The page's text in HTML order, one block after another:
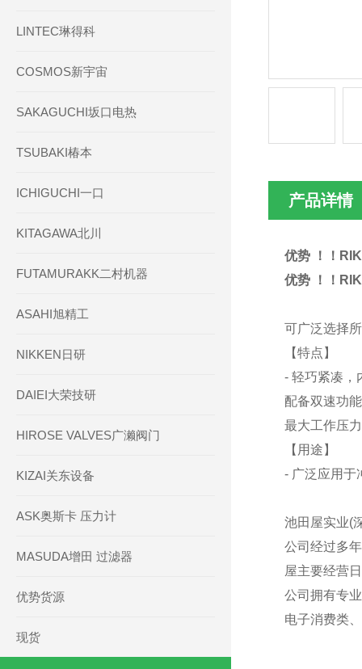
LINTEC琳得科
COSMOS新宇宙
SAKAGUCHI坂口电热
TSUBAKI椿本
ICHIGUCHI一口
KITAGAWA北川
FUTAMURAKK二村机器
ASAHI旭精工
NIKKEN日研
DAIEI大荣技研
HIROSE VALVES广濑阀门
KIZAI关东设备
ASK奥斯卡 压力计
MASUDA增田 过滤器
优势货源
现货
产品详情
优势 ！！
优势 ！！
可广泛选择
【特点】
- 轻巧紧凑，
配备双速功
最大工作压
【用途】
- 广泛应用于
池田屋实业(
公司经过多
屋主要经营
公司拥有专
电子消费类